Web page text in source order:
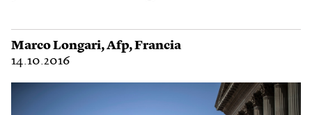
Marco Longari,Afp,Francia
14.10.2016